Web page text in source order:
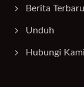
Berita Terbaru
Unduh
Hubungi Kami